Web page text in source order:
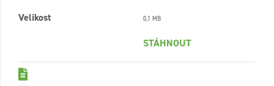
Velikost
0,1 MB
STÁHNOUT